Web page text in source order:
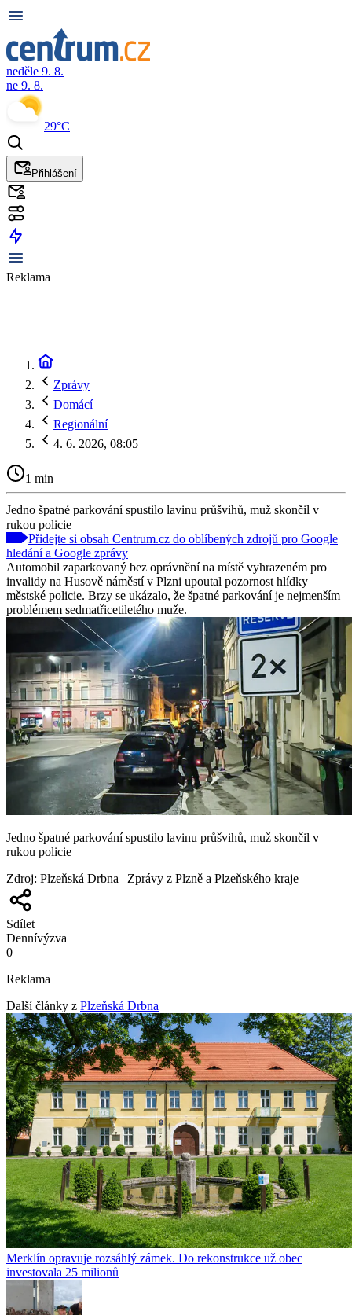
neděle 9. 8.
ne 9. 8.
29°C
Přihlášení
Reklama
Zprávy
Domácí
Regionální
4. 6. 2026, 08:05
1 min
Jedno špatné parkování spustilo lavinu průšvihů, muž skončil v
rukou policie
Přidejte si obsah Centrum.cz do oblíbených zdrojů pro Google
hledání a Google zprávy
Automobil zaparkovaný bez oprávnění na místě vyhrazeném pro
invalidy na Husově náměstí v Plzni upoutal pozornost hlídky
městské policie. Brzy se ukázalo, že špatné parkování je nejmenším
problémem sedmatřicetiletého muže.
Jedno špatné parkování spustilo lavinu průšvihů, muž skončil v
rukou policie
Zdroj: Plzeňská Drbna | Zprávy z Plzně a Plzeňského kraje
Sdílet
Dennívýzva
0
Reklama
Další články z Plzeňská Drbna
Merklín opravuje rozsáhlý zámek. Do rekonstrukce už obec
investovala 25 milionů